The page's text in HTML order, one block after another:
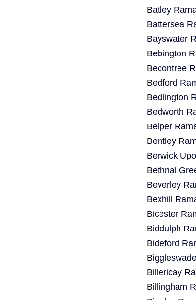
Batley
Battersea
Bayswater
Bebington
Becontree
Bedford
Bedlington
Bedworth
Belper
Bentley
Berwick
Bethnal
Beverley
Bexhill
Bicester
Biddulph
Bideford
Billericay
Billingham